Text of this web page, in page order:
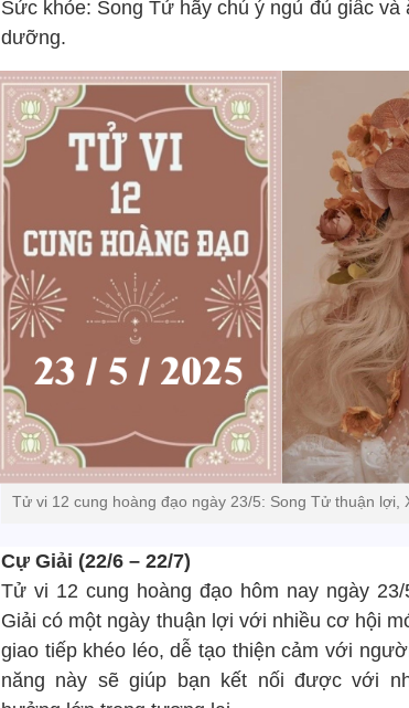
Sức khỏe: Song Tử hãy chú ý ngủ đủ giấc và
dưỡng.
Tử vi 12 cung hoàng đạo ngày 23/5: Song Tử thuận lợi,
Cự Giải (22/6 – 22/7)
Tử vi 12 cung hoàng đạo hôm nay ngày
Giải có một ngày thuận lợi với nhiều cơ hội
giao tiếp khéo léo, dễ tạo thiện cảm với
năng này sẽ giúp bạn kết nối được với